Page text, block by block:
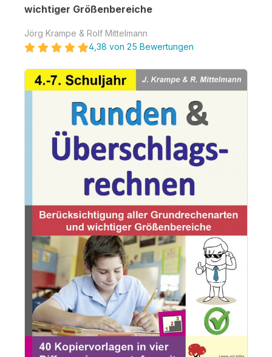
wichtiger Größenbereiche
Jörg Krampe & Rolf Mittelmann
4,38 von 25 Bewertungen
Bildergalerie überspringen